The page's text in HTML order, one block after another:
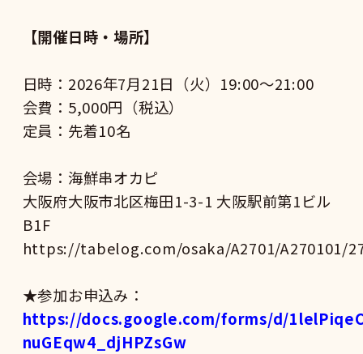
【開催日時・場所】
日時：2026年7月21日（火）19:00〜21:00
会費：5,000円（税込）
定員：先着10名
会場：海鮮串オカピ
大阪府大阪市北区梅田1-3-1 大阪駅前第1ビル
B1F
https://tabelog.com/osaka/A2701/A270101/
★参加お申込み：
https://docs.google.com/forms/d/
nuGEqw4_djHPZsGw